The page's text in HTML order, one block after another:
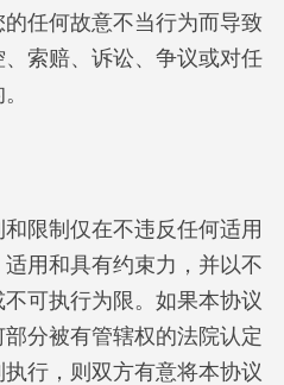
任何故意不当行为而导致
索赔、诉讼、争议或对任
限制仅在不违反任何适用
用和具有约束力，并以不
可执行为限。如果本协议
分被有管辖权的法院认定
行，则双方有意将本协议